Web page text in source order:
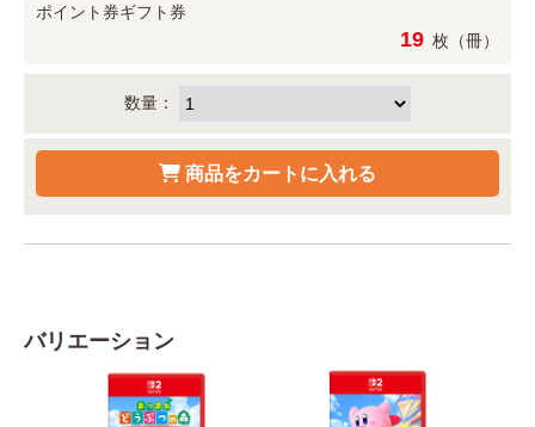
ポイント券ギフト券
19 枚（冊）
数量：
バリエーション